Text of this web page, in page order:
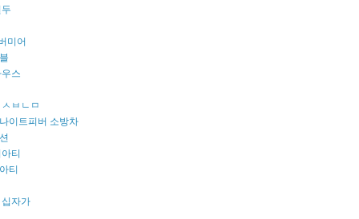
미어
스
ㅂㄴㅁ
이트피버 소방차
티
티
자가